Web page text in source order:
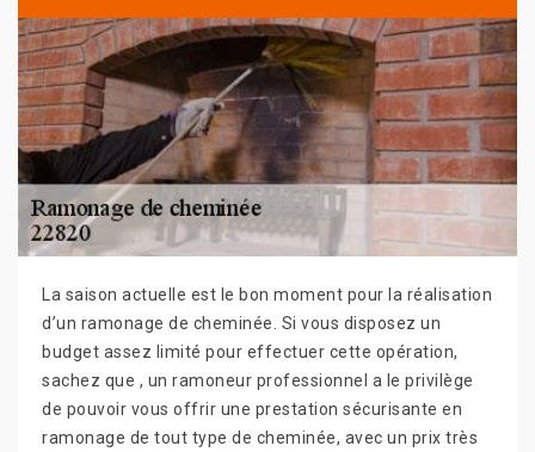
La saison actuelle est le bon moment pour la réalisation
d’un ramonage de cheminée. Si vous disposez un
budget assez limité pour effectuer cette opération,
sachez que , un ramoneur professionnel a le privilège
de pouvoir vous offrir une prestation sécurisante en
ramonage de tout type de cheminée, avec un prix très